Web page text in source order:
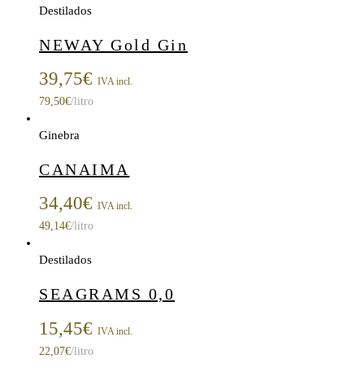
Destilados
NEWAY Gold Gin
39,75€ IVA incl.
79,50€/litro
Ginebra
CANAIMA
34,40€ IVA incl.
49,14€/litro
Destilados
SEAGRAMS 0,0
15,45€ IVA incl.
22,07€/litro